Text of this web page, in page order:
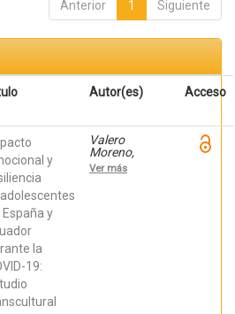
Anterior 1 Siguiente
Autor(es) Acceso
y
España y
la
19:
Valero
Moreno,
Selene;
LacombaTrejo,
Ver más